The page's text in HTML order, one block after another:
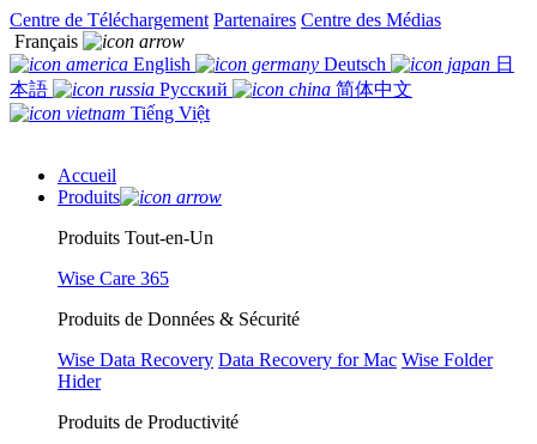
Centre de Téléchargement Partenaires Centre des Médias
Français
English
Deutsch
日
本語
Русский
简体中文
Tiếng Việt
Accueil
Produits
Produits Tout-en-Un
Wise Care 365
Produits de Données & Sécurité
Wise Data Recovery Data Recovery for Mac Wise Folder
Hider
Produits de Productivité